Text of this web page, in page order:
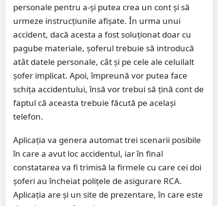
personale pentru a-și putea crea un cont și să
urmeze instrucțiunile afișate. În urma unui
accident, dacă acesta a fost soluționat doar cu
pagube materiale, șoferul trebuie să introducă
atât datele personale, cât și pe cele ale celuilalt
șofer implicat. Apoi, împreună vor putea face
schița accidentului, însă vor trebui să țină cont de
faptul că aceasta trebuie făcută pe același
telefon.
Aplicația va genera automat trei scenarii posibile
în care a avut loc accidentul, iar în final
constatarea va fi trimisă la firmele cu care cei doi
șoferi au încheiat polițele de asigurare RCA.
Aplicația are și un site de prezentare, în care este